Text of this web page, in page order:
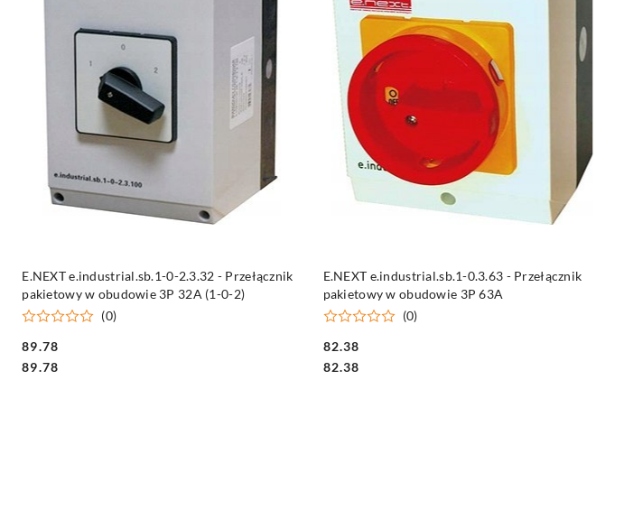
E.NEXT e.industrial.sb.1-0-2.3.32 - Przełącznik
pakietowy w obudowie 3P 32A (1-0-2)
(0)
Cena:
89.78
Cena:
89.78
E.NEXT e.industrial.sb.1-0.3.63 - Przełącznik
pakietowy w obudowie 3P 63A
(0)
Cena:
82.38
Cena:
82.38